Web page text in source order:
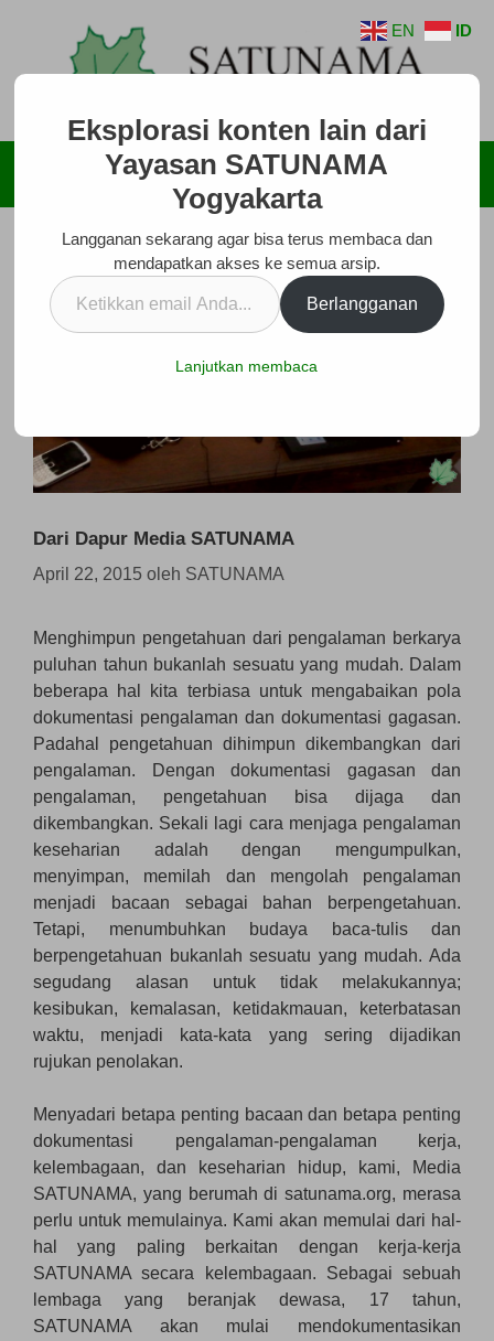
Menu
Dari Dapur Media SATUNAMA
April 22, 2015 oleh SATUNAMA
Menghimpun pengetahuan dari pengalaman berkarya
puluhan tahun bukanlah sesuatu yang mudah. Dalam
beberapa hal kita terbiasa untuk mengabaikan pola
dokumentasi pengalaman dan dokumentasi gagasan.
Padahal pengetahuan dihimpun dikembangkan dari
pengalaman. Dengan dokumentasi gagasan dan
pengalaman, pengetahuan bisa dijaga dan
dikembangkan. Sekali lagi cara menjaga pengalaman
keseharian adalah dengan mengumpulkan,
menyimpan, memilah dan mengolah pengalaman
menjadi bacaan sebagai bahan berpengetahuan.
Tetapi, menumbuhkan budaya baca-tulis dan
berpengetahuan bukanlah sesuatu yang mudah. Ada
segudang alasan untuk tidak melakukannya;
kesibukan, kemalasan, ketidakmauan, keterbatasan
waktu, menjadi kata-kata yang sering dijadikan
rujukan penolakan.
Menyadari betapa penting bacaan dan betapa penting
dokumentasi pengalaman-pengalaman kerja,
kelembagaan, dan keseharian hidup, kami, Media
SATUNAMA, yang berumah di satunama.org, merasa
perlu untuk memulainya. Kami akan memulai dari hal-
hal yang paling berkaitan dengan kerja-kerja
SATUNAMA secara kelembagaan. Sebagai sebuah
lembaga yang beranjak dewasa, 17 tahun,
SATUNAMA akan mulai mendokumentasikan
EN ID
Eksplorasi konten lain dari
Yayasan SATUNAMA
Yogyakarta
Langganan sekarang agar bisa terus membaca dan
mendapatkan akses ke semua arsip.
Ketikkan
email
Berlangganan
Lanjutkan membaca